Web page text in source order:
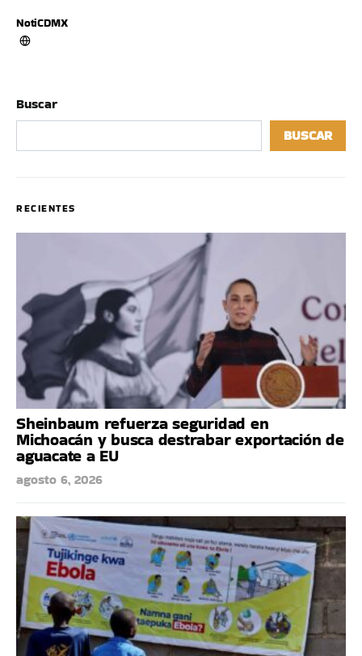
NotiCDMX
Buscar
BUSCAR
RECIENTES
Sheinbaum refuerza seguridad en
Michoacán y busca destrabar exportación de
aguacate a EU
agosto 6, 2026